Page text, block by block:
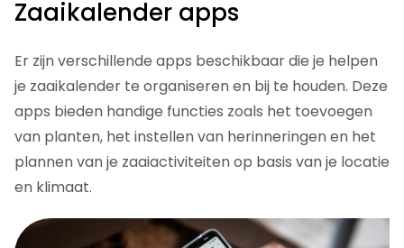
Zaaikalender apps
Er zijn verschillende apps beschikbaar die je helpen
je zaaikalender te organiseren en bij te houden. Deze
apps bieden handige functies zoals het toevoegen
van planten, het instellen van herinneringen en het
plannen van je zaaiactiviteiten op basis van je locatie
en klimaat.